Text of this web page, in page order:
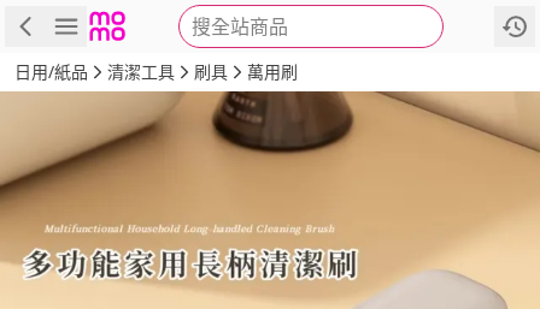
搜全站商品
商品 評價 詳情
日用/紙品 清潔工具 刷具 萬用刷